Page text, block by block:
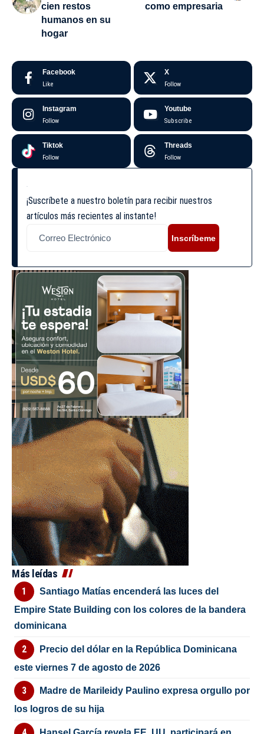
cien restos
humanos en su
hogar
como empresaria
Facebook
Like
X
Follow
Instagram
Follow
Youtube
Subscribe
Tiktok
Follow
Threads
Follow
¡Suscríbete a nuestro boletín para recibir nuestros
artículos más recientes al instante!
Inscríbeme
Más leídas
Santiago Matías encenderá las luces del
Empire State Building con los colores de la bandera
dominicana
Precio del dólar en la República Dominicana
este viernes 7 de agosto de 2026
Madre de Marileidy Paulino expresa orgullo por
los logros de su hija